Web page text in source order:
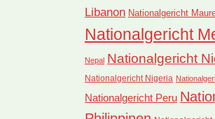
Libanon Nationalgericht
Nationalgericht
Nepal Nationalgericht
Nationalgericht Nigeria
Nationalgericht Peru